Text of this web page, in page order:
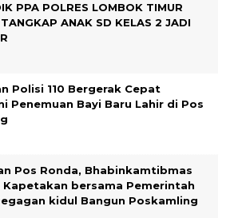
PPA POLRES LOMBOK TIMUR
ANAK SD KELAS 2 JADI
Polisi 110 Bergerak Cepat
Penemuan Bayi Baru Lahir di Pos
Pos Ronda, Bhabinkamtibmas
Kapetakan bersama Pemerintah
kidul Bangun Poskamling